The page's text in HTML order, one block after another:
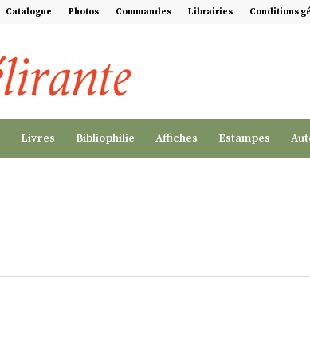
Catalogue Photos Commandes Librairies Conditions
Livres Bibliophilie Affiches Estampes